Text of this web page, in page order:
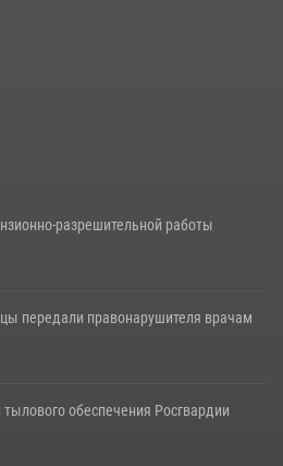
разрешительной работы
передали правонарушителя врачам
обеспечения Росгвардии